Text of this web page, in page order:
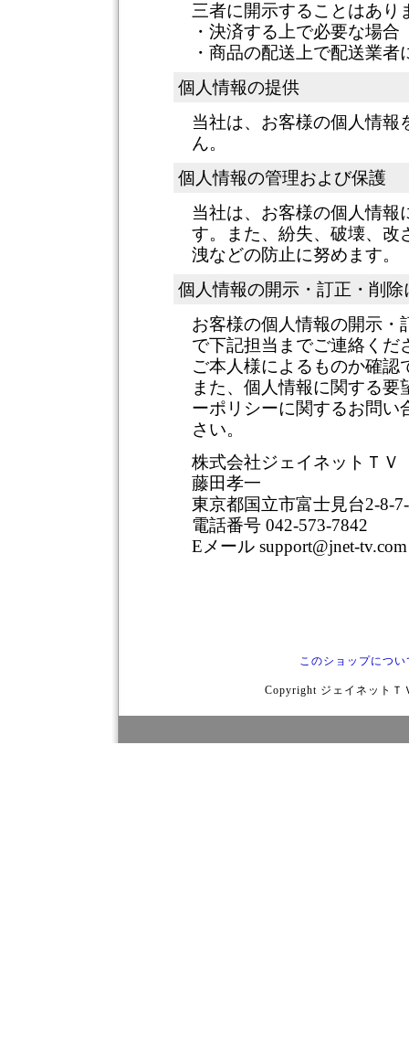
三者に開示することはあり
・決済する上で必要な場合
・商品の配送上で配送業者
個人情報の提供
当社は、お客様の個人情報
ん。
個人情報の管理および保護
当社は、お客様の個人情報
す。また、紛失、破壊、改
洩などの防止に努めます。
個人情報の開示・訂正・削
お客様の個人情報の開示・
で下記担当までご連絡くだ
ご本人様によるものか確
また、個人情報に関する
ーポリシーに関するお問い
さい。
株式会社ジェイネットＴＶ
藤田孝一
東京都国立市富士見台2-8-
電話番号 042-573-7842
Eメール support@jnet-tv.com
このショップについ
Copyright ジェイネットＴ